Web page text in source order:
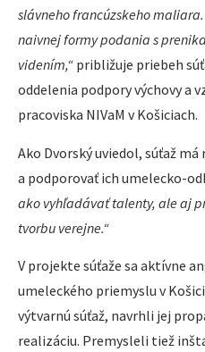
slávneho francúzskeho
naivnej formy podania s
videním,“ približuje priebeh
oddelenia podpory výchovy a
pracoviska NIVaM v Košiciach.
Ako Dvorský uviedol, súťaž
a podporovať ich umelecko-
ako vyhľadávať talenty, ale aj
tvorbu verejne.“
V projekte súťaže sa aktívne
umeleckého priemyslu v
výtvarnú súťaž, navrhli jej
realizáciu. Premysleli tiež